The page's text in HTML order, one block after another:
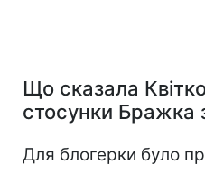
Що сказала
стосунки Бражка
Для блогерки було